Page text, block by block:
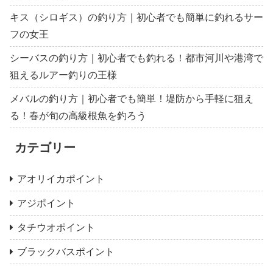
キス（シロギス）の釣り方｜初心者でも簡単に釣れるサー
フの女王
シーバスの釣り方｜初心者でも釣れる！都市河川や港湾で
狙えるルアー釣りの王様
メバルの釣り方｜初心者でも簡単！堤防から手軽に狙え
る！春が旬の高級根魚を釣ろう
カテゴリー
アオリイカポイント
アジポイント
タチウオポイント
ブラックバスポイント